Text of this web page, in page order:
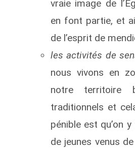
vraie image de
en font partie, et
de l’esprit de
les activités de
nous vivons en
notre territoire
traditionnels et
pénible est qu’on
de jeunes venus